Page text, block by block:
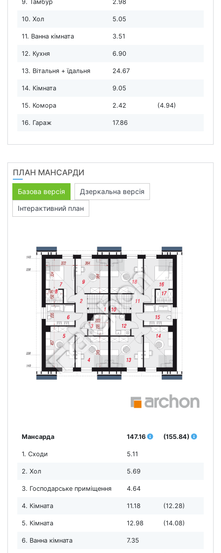
9. Тамбур 2.98
10. Хол 5.05
11. Ванна кімната 3.51
12. Кухня 6.90
13. Вітальня + їдальня 24.67
14. Кімната 9.05
15. Комора 2.42 (4.94)
16. Гараж 17.86
ПЛАН МАНСАРДИ
Базова версія
Дзеркальна версія
Інтерактивний план
Мансарда 147.16 (155.84)
1. Сходи 5.11
2. Хол 5.69
3. Господарське приміщення 4.64
4. Кімната 11.18 (12.28)
5. Кімната 12.98 (14.08)
6. Ванна кімната 7.35